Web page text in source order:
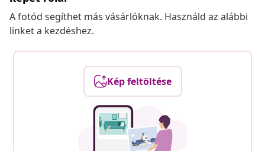
A fotód segíthet más vásárlóknak. Használd az alábbi
linket a kezdéshez.
Kép feltöltése